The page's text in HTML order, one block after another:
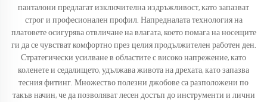
панталони предлагат изключителна издръжливост, като запазват
строг и професионален профил. Напредналата технология на
платовете осигурява отвличане на влагата, което помага на носещите
ги да се чувстват комфортно през целия продължителен работен ден.
Стратегически усилване в областите с високо напрежение, като
коленете и седалището, удължава живота на дрехата, като запазва
тесния фитинг. Множество полезни джобове са разположени по
такъв начин, че да позволяват лесен достъп до инструменти и лични